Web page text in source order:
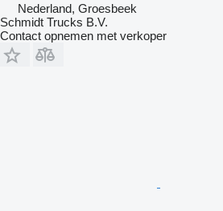
Nederland, Groesbeek
Schmidt Trucks B.V.
Contact opnemen met verkoper